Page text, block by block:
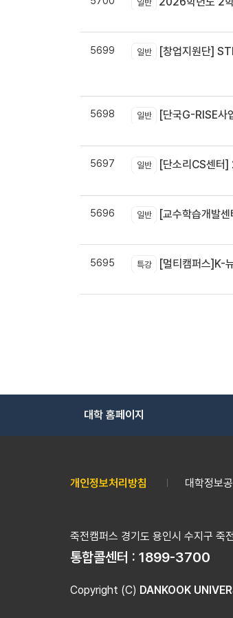
일반
5699 일반 [창업지원단]
5698 일반 [단국G-RISE
5697 일반 [단소리CS센터]
5696 일반 [교수학습개발
5695 특강 [멀티캠퍼스]K-
대학 홈페이지
개인정보처리방침 대학정보공
죽전캠퍼스 경기도 용인시 수지구
통합콜센터 : 1899-3700
Copyright (C) DANKOOK